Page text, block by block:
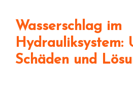
Wasserschlag im
Hydrauliksystem:
Schäden und